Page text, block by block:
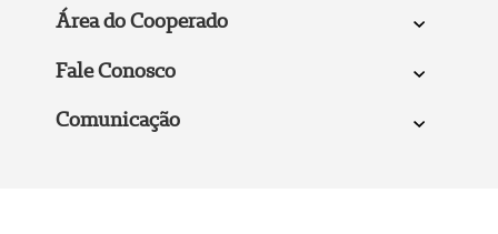
Área do Cooperado
Fale Conosco
Comunicação